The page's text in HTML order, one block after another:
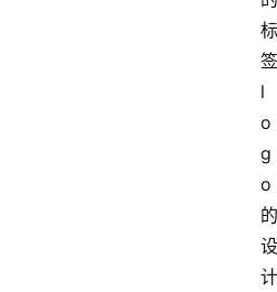
标
签
l
o
g
o
的
设
计